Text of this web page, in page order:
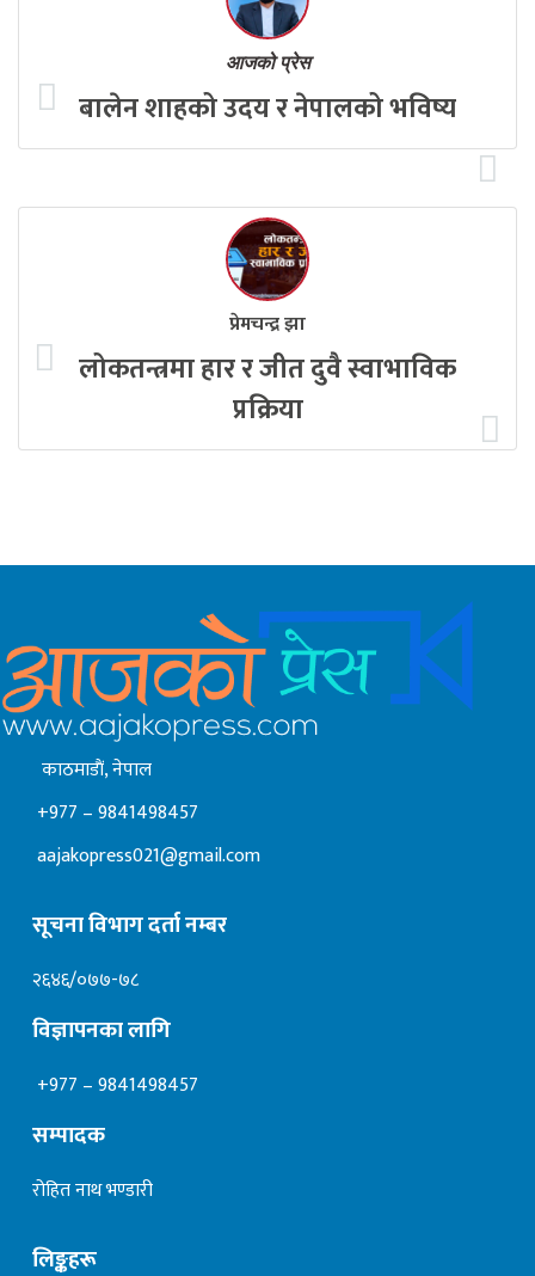
आजको प्रेस
बालेन शाहको उदय र नेपालको भविष्य
प्रेमचन्द्र झा
लोकतन्त्रमा हार र जीत दुवै स्वाभाविक
प्रक्रिया
काठमाडाैं, नेपाल
+977 – 9841498457
aajakopress021@gmail.com
सूचना विभाग दर्ता नम्बर
२६४६/०७७-७८
विज्ञापनका लागि
+977 – 9841498457
सम्पादक
रोहित नाथ भण्डारी
लिङ्कहरू